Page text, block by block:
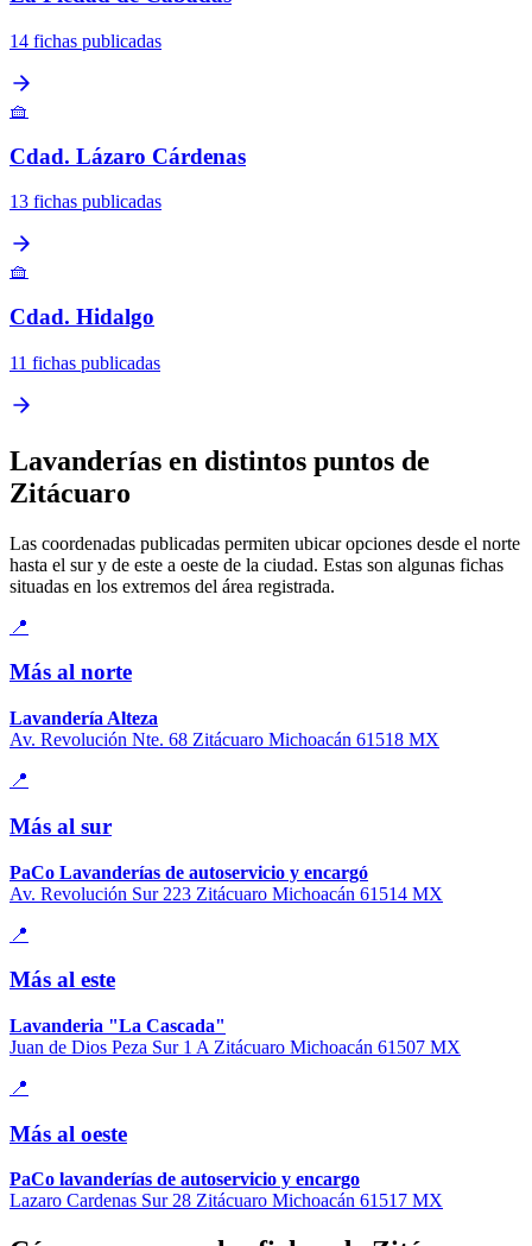
14 fichas publicadas
🧺
Cdad. Lázaro Cárdenas
13 fichas publicadas
🧺
Cdad. Hidalgo
11 fichas publicadas
Lavanderías en distintos puntos de
Zitácuaro
Las coordenadas publicadas permiten ubicar opciones desde el norte
hasta el sur y de este a oeste de la ciudad. Estas son algunas fichas
situadas en los extremos del área registrada.
📍
Más al norte
Lavandería Alteza
Av. Revolución Nte. 68 Zitácuaro Michoacán 61518 MX
📍
Más al sur
PaCo Lavanderías de autoservicio y encargó
Av. Revolución Sur 223 Zitácuaro Michoacán 61514 MX
📍
Más al este
Lavanderia "La Cascada"
Juan de Dios Peza Sur 1 A Zitácuaro Michoacán 61507 MX
📍
Más al oeste
PaCo lavanderías de autoservicio y encargo
Lazaro Cardenas Sur 28 Zitácuaro Michoacán 61517 MX